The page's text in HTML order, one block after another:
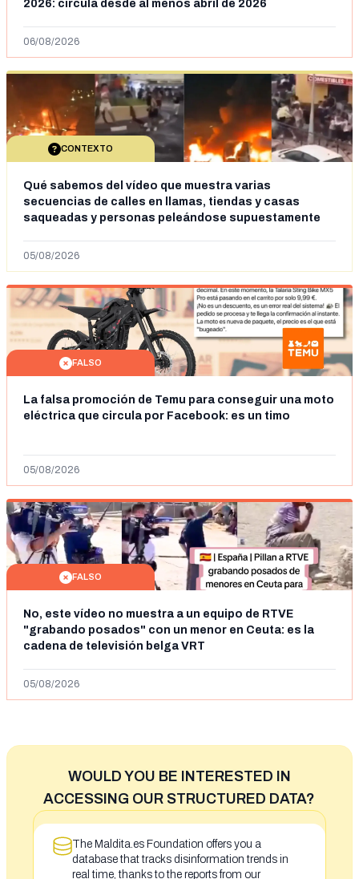
2026: circula desde al menos abril de 2026
06/08/2026
CONTEXTO
Qué sabemos del vídeo que muestra varias
secuencias de calles en llamas, tiendas y casas
saqueadas y personas peleándose supuestamente
situación irregular a Ceuta
05/08/2026
FALSO
La falsa promoción de Temu para conseguir una moto
eléctrica que circula por Facebook: es un timo
05/08/2026
FALSO
No, este vídeo no muestra a un equipo de RTVE
"grabando posados" con un menor en Ceuta: es la
cadena de televisión belga VRT
05/08/2026
WOULD YOU BE INTERESTED IN
ACCESSING OUR STRUCTURED DATA?
The Maldita.es Foundation offers you a
database that tracks disinformation trends in
real time, thanks to the reports from our